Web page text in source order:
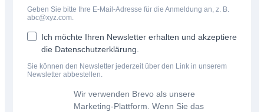
Geben Sie bitte Ihre E-Mail-Adresse für die Anmeldung an, z. B.
abc@xyz.com.
Ich möchte Ihren Newsletter erhalten und akzeptiere
die Datenschutzerklärung.
Sie können den Newsletter jederzeit über den Link in unserem
Newsletter abbestellen.
Wir verwenden Brevo als unsere
Marketing-Plattform. Wenn Sie das